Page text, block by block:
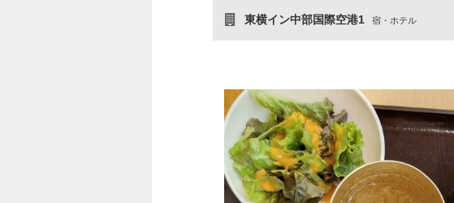
東横イン中部国際空港1 宿・ホテル